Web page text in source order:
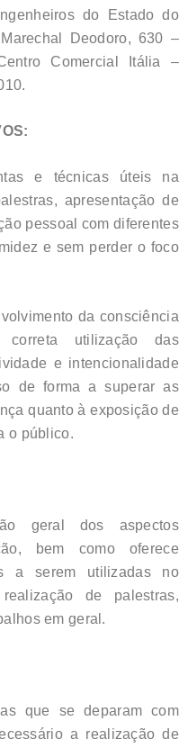
do Estado do
Deodoro, 630 –
Comercial Itália –
e técnicas úteis na
apresentação de
pessoal com diferentes
e sem perder o foco
da consciência
utilização das
e intencionalidade
de forma a superar as
quanto à exposição de
o público.
geral dos aspectos
bem como oferece
a serem utilizadas no
de palestras,
em geral.
que se deparam com
a realização de